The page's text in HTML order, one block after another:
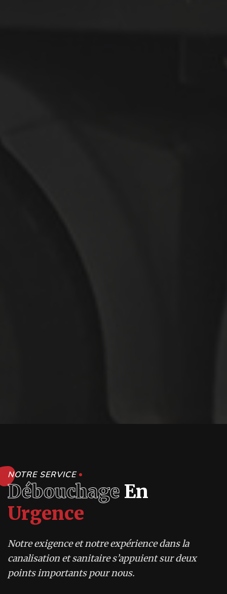
NOTRE SERVICE
Débouchage En
Urgence
Notre exigence et notre expérience dans la
canalisation et sanitaire s’appuient sur deux
points importants pour nous.